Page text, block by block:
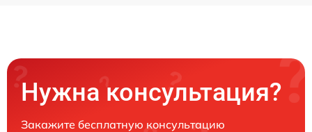
Нужна консультация?
Закажите бесплатную консультацию